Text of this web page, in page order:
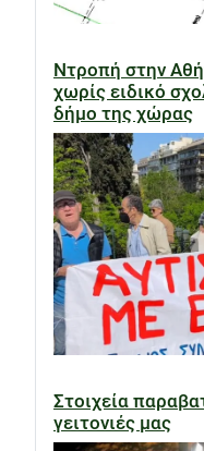
Ντροπή στην
χωρίς ειδικό
δήμο της χώρας
Στοιχεία
γειτονιές μας